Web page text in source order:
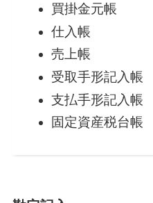
買掛金元帳
仕入帳
売上帳
受取手形記入帳
支払手形記入帳
固定資産税台帳